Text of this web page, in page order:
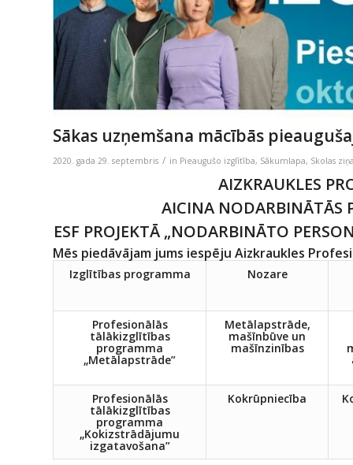
Sākas uzņemšana mācībās
2020. gada 29. septembris / in Pieaugušo izglītība, Sākumlapa, Skolas
AIZKRAUKLES
AICINA NODARBINĀTĀS
ESF PROJEKTĀ „NODARBINĀTO
Mēs piedāvājam jums iespēju Aizkraukles
Izglītības programma Nozare
Profesionālās
tālākizglītības
programma
„Metālapstrāde”
Metālapstrāde,
mašīnbūve un
mašīnzinības
Profesionālās
tālākizglītības
programma
„Kokizstrādājumu
izgatavošana”
Kokrūpniecība